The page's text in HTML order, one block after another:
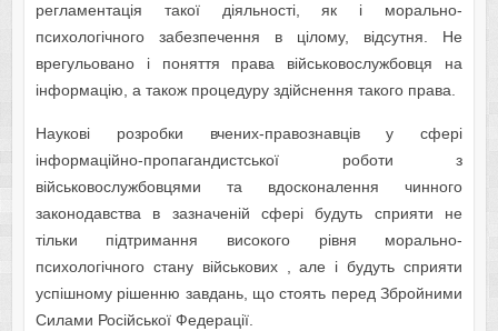
регламентація такої діяльності, як і морально-
психологічного забезпечення в цілому, відсутня. Не
врегульовано і поняття права військовослужбовця на
інформацію, а також процедуру здійснення такого права.
Наукові розробки вчених-правознавців у сфері
інформаційно-пропагандистської роботи з
військовослужбовцями та вдосконалення чинного
законодавства в зазначеній сфері будуть сприяти не
тільки підтримання високого рівня морально-
психологічного стану військових , але і будуть сприяти
успішному рішенню завдань, що стоять перед Збройними
Силами Російської Федерації.